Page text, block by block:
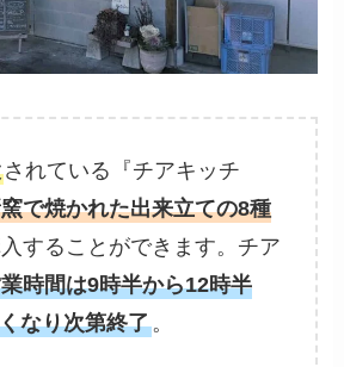
されている『チアキッチ
で焼かれた出来立ての8種
することができます。チア
時間は9時半から12時半
なり次第終了。